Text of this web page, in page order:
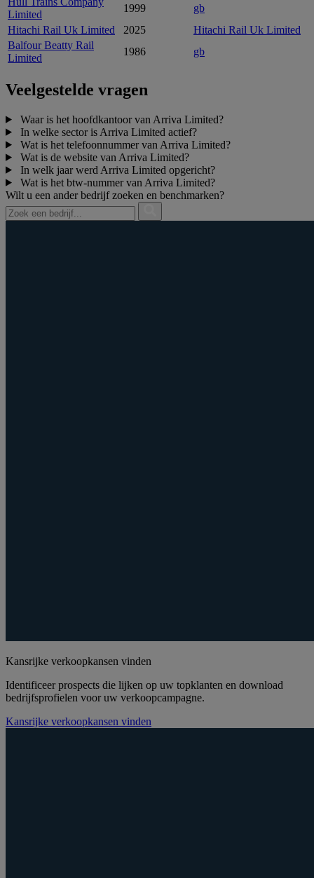
Limited
1999
gb
Hitachi Rail Uk Limited
2025
Hitachi Rail Uk Limited
Balfour Beatty Rail
Limited
1986 gb
Veelgestelde vragen
Waar is het hoofdkantoor van Arriva Limited?
In welke sector is Arriva Limited actief?
Wat is het telefoonnummer van Arriva Limited?
Wat is de website van Arriva Limited?
In welk jaar werd Arriva Limited opgericht?
Wat is het btw‑nummer van Arriva Limited?
Wilt u een ander bedrijf zoeken en benchmarken?
Kansrijke verkoopkansen vinden
Identificeer prospects die lijken op uw topklanten en download
bedrijfsprofielen voor uw verkoopcampagne.
Kansrijke verkoopkansen vinden